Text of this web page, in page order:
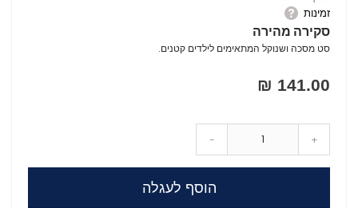
זמינות
סקירה מהירה
סט מסכה ושנוקל המתאימים לילדים קטנים.
141.00 ₪
- +
הוסף לעגלה